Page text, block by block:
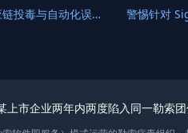
GlassWorm恶意活动被阻断：开源供应链投毒与自动化误报的双重挑战
上市企业两年内两度陷入同一勒索